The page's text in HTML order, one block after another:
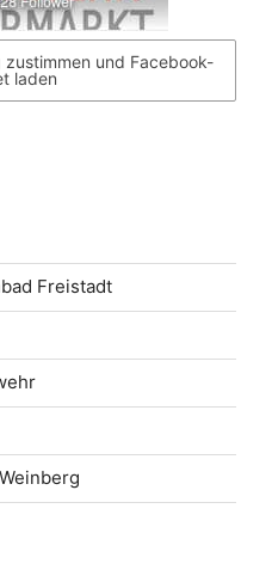
und Facebook-
laden
Freistadt